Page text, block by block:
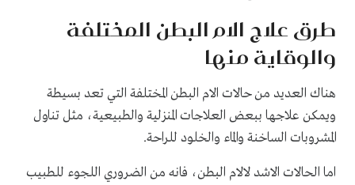
طرق علاج الام البطن المختلفة
والوقاية منها
هناك العديد من حالات الام البطن المختلفة التي تعد بسيطة
ويمكن علاجها ببعض العلاجات المنزلية والطبيعية، مثل تناول
المشروبات الساخنة والماء والخلود للراحة.
اما الحالات الاشد لالام البطن، فانه من الضروري اللجوء للطبيب